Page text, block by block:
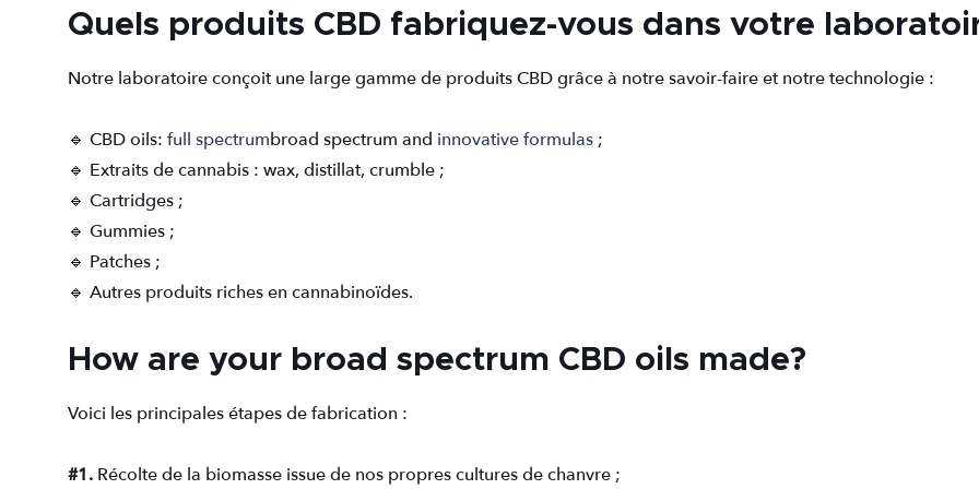
Quels produits CBD fabriquez-vous dans votre
Notre laboratoire conçoit une large gamme de produits CBD grâce à notre savoir-faire et notre technologie :
🔹 CBD oils: full spectrumbroad spectrum and innovative formulas ;
🔹 Extraits de cannabis : wax, distillat, crumble ;
🔹 Cartridges ;
🔹 Gummies ;
🔹 Patches ;
🔹 Autres produits riches en cannabinoïdes.
How are your broad spectrum CBD oils made?
Voici les principales étapes de fabrication :
#1. Récolte de la biomasse issue de nos propres cultures de chanvre ;